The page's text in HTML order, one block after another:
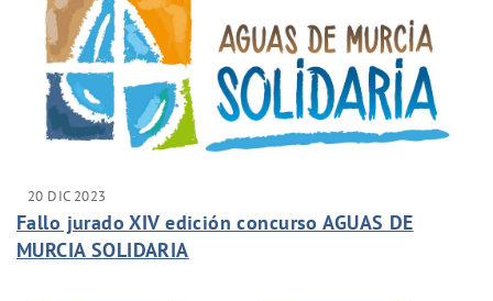
20 DIC 2023
Fallo jurado XIV edición concurso AGUAS DE
MURCIA SOLIDARIA